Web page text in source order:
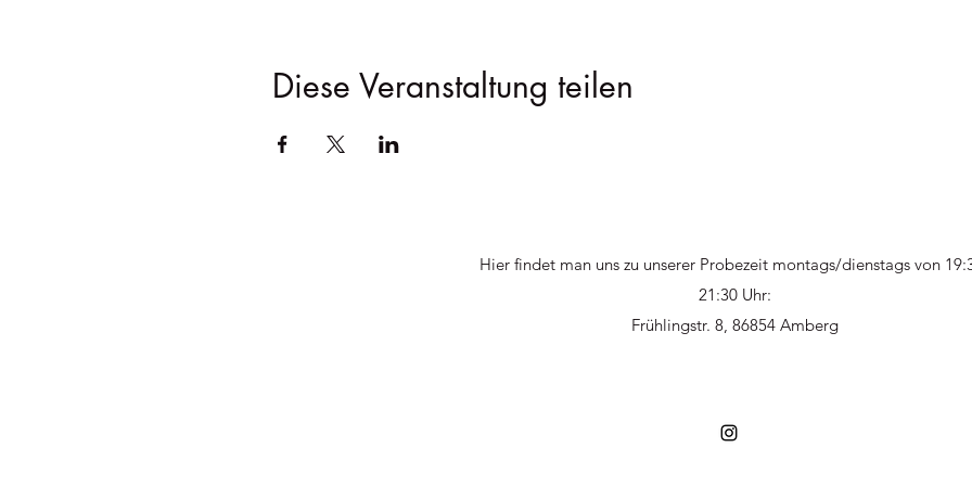
Diese Veranstaltung teilen
Hier findet man uns zu unserer Probezeit montags/dienstags von
21:30 Uhr:
Frühlingstr. 8, 86854 Amberg